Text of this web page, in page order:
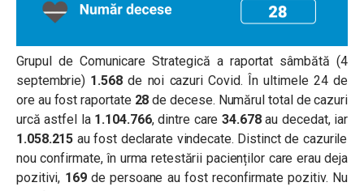
Grupul de Comunicare Strategică a raportat sâmbătă (4
septembrie) 1.568 de noi cazuri Covid. În ultimele 24 de
ore au fost raportate28 de decese. Numărul total de cazuri
urcă astfel la1.104.766, dintre care 34.678au decedat, iar
1.058.215 au fost declarate vindecate. Distinct de cazurile
nou confirmate, în urma retestării pacienților care erau deja
pozitivi, 169 de persoane au fost reconfirmate pozitiv. Nu